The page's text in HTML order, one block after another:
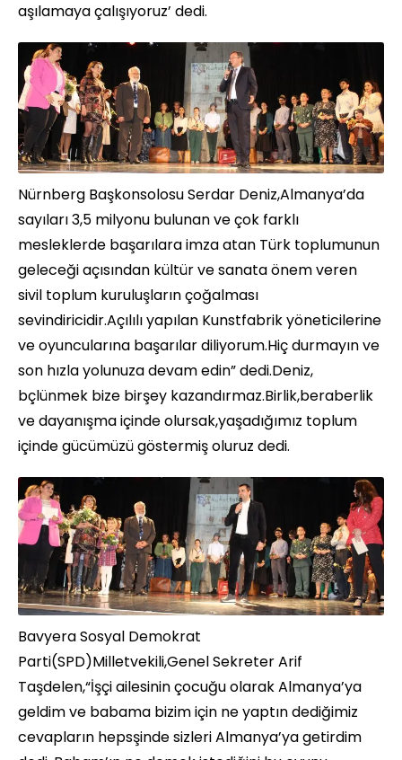
aşılamaya çalışıyoruz’ dedi.
Nürnberg Başkonsolosu Serdar Deniz,Almanya’da
sayıları 3,5 milyonu bulunan ve çok farklı
mesleklerde başarılara imza atan Türk toplumunun
geleceği açısından kültür ve sanata önem veren
sivil toplum kuruluşların çoğalması
sevindiricidir.Açılılı yapılan Kunstfabrik yöneticilerine
ve oyuncularına başarılar diliyorum.Hiç durmayın ve
son hızla yolunuza devam edin” dedi.Deniz,
bçlünmek bize birşey kazandırmaz.Birlik,beraberlik
ve dayanışma içinde olursak,yaşadığımız toplum
içinde gücümüzü göstermiş oluruz dedi.
Bavyera Sosyal Demokrat
Parti(SPD)Milletvekili,Genel Sekreter Arif
Taşdelen,“İşçi ailesinin çocuğu olarak Almanya’ya
geldim ve babama bizim için ne yaptın dediğimiz
cevapların hepsşinde sizleri Almanya’ya getirdim